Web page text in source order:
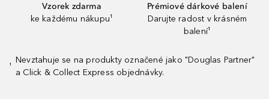
Vzorek zdarma
ke každému nákupu¹
Prémiové dárkové balení
Darujte radost v krásném
balení¹
¹
Nevztahuje se na produkty označené jako "Douglas Partner"
a Click & Collect Express objednávky.